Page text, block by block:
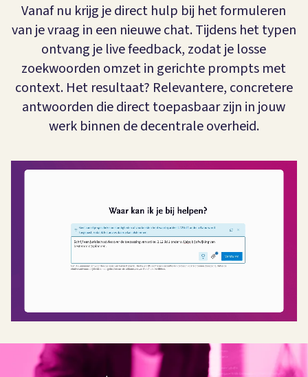
Vanaf nu krijg je direct hulp bij het formuleren
van je vraag in een nieuwe chat. Tijdens het typen
ontvang je live feedback, zodat je losse
zoekwoorden omzet in gerichte prompts met
context. Het resultaat? Relevantere, concretere
antwoorden die direct toepasbaar zijn in jouw
werk binnen de decentrale overheid.